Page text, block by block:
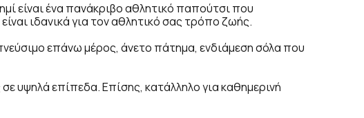
είναι ένα πανάκριβο αθλητικό παπούτσι που
ιδανικά για τον αθλητικό σας τρόπο ζωής.
επάνω μέρος, άνετο πάτημα, ενδιάμεση σόλα που
υψηλά επίπεδα. Επίσης, κατάλληλο για καθημερινή